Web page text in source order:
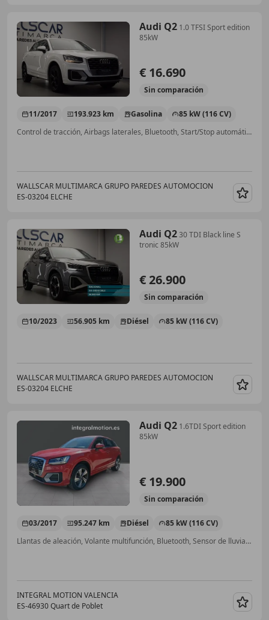
Audi Q2 1.0 TFSI Sport edition
85kW
€ 16.690
Sin comparación
11/2017 193.923 km Gasolina
85 kW (116 CV)
Control de tracción, Airbags laterales, Bluetooth, Start/Stop automático, Isofix, Sensor de lluvia, Ventanas tintadas, Climatizador automático
WALLSCAR MULTIMARCA GRUPO PAREDES AUTOMOCION
ES-03204 ELCHE
Audi Q230 TDI Black line S
tronic 85kW
€ 26.900
Sin comparación
10/2023 56.905 km Diésel 85 kW (116 CV)
WALLSCAR MULTIMARCA GRUPO PAREDES AUTOMOCION
ES-03204 ELCHE
Audi Q2 1.6TDI Sport edition
85kW
€ 19.900
Sin comparación
03/2017 95.247 km Diésel
85 kW (116 CV)
Llantas de aleación, Volante multifunción, Bluetooth, Sensor de lluvia, Climatizador automático, Cierre centralizado, Ventanas tintadas, Start/Stop automático
INTEGRAL MOTION VALENCIA
ES-46930 Quart de Poblet